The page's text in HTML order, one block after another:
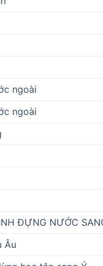
ngoài
ngoài
ĐỰNG NƯỚC
Âu